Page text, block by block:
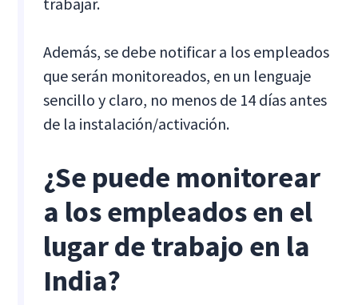
Además, se debe notificar a los empleados
que serán monitoreados, en un lenguaje
sencillo y claro, no menos de 14 días antes
de la instalación/activación.
¿Se puede monitorear
a los empleados en el
lugar de trabajo en la
India?